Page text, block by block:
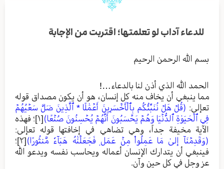
للدعاء آداب لو تعلمتها؛ اقتربت من الإجابة
بسم الله الرحمن الرحيم
الحمد الله الذي أذن لنا بالدعاء…!
مما ينبغي أن يخاف منه كل إنسان، هو أن يكون مصداق قوله
تعإلى: (قُلۡ هَلۡ نُنَبِّئُكُم بِٱلۡأَخۡسَرِينَ أَعۡمَٰلًا * ٱلَّذِينَ ضَلَّ سَعۡيُهُمۡ
فِي ٱلۡحَيَوٰةِ ٱلدُّنۡيَا وَهُمۡ يَحۡسَبُونَ أَنَّهُمۡ يُحۡسِنُونَ صُنۡعًا)[١] ؛ فهذه
الآية مخيفة جداً، وهي تضاهي في إخافتها قوله تعإلى:
(وَقَدِمۡنَآ إلىٰ مَا عَمِلُواْ مِنۡ عَمَلٖ فَجَعَلۡنَٰهُ هَبَآءٗ مَّنثُورًا)[٢]
؛
فينبغي أن يتدارك الإنسان أعماله ويحاسب نفسه ويدعو الله
عز وجل في كل حين وآن.